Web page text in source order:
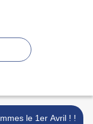
le 1er Avril ! !